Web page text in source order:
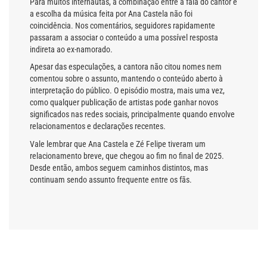
a escolha da música feita por Ana Castela não foi
coincidência. Nos comentários, seguidores rapidamente
passaram a associar o conteúdo a uma possível resposta
indireta ao ex-namorado.
Apesar das especulações, a cantora não citou nomes nem
comentou sobre o assunto, mantendo o conteúdo aberto à
interpretação do público. O episódio mostra, mais uma vez,
como qualquer publicação de artistas pode ganhar novos
significados nas redes sociais, principalmente quando envolve
relacionamentos e declarações recentes.
Vale lembrar que Ana Castela e Zé Felipe tiveram um
relacionamento breve, que chegou ao fim no final de 2025.
Desde então, ambos seguem caminhos distintos, mas
continuam sendo assunto frequente entre os fãs.